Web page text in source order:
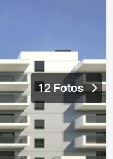
12 Fotos